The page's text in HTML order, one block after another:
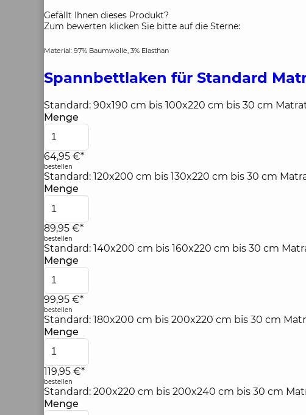
Gefällt Ihnen dieses Produkt?
Zum bewerten klicken Sie bitte auf die Sterne:
Material: 97% Baumwolle, 3% Elasthan
Spannbettlaken für Standard
Standard: 90x190 cm bis 100x220 cm bis 30 cm
Menge
64,95 €*
bestellen
Standard: 120x200 cm bis 130x220 cm bis 30 cm
Menge
89,95 €*
bestellen
Standard: 140x200 cm bis 160x220 cm bis 30 cm
Menge
99,95 €*
bestellen
Standard: 180x200 cm bis 200x220 cm bis 30 cm
Menge
119,95 €*
bestellen
Standard: 200x220 cm bis 200x240 cm bis 30 cm
Menge